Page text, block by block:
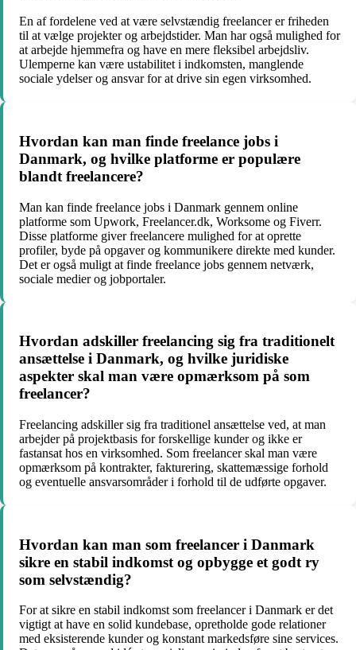
En af fordelene ved at være selvstændig freelancer er friheden
til at vælge projekter og arbejdstider. Man har også mulighed for
at arbejde hjemmefra og have en mere fleksibel arbejdsliv.
Ulemperne kan være ustabilitet i indkomsten, manglende
sociale ydelser og ansvar for at drive sin egen virksomhed.
Hvordan kan man finde freelance jobs i
Danmark, og hvilke platforme er populære
blandt freelancere?
Man kan finde freelance jobs i Danmark gennem online
platforme som Upwork, Freelancer.dk, Worksome og Fiverr.
Disse platforme giver freelancere mulighed for at oprette
profiler, byde på opgaver og kommunikere direkte med kunder.
Det er også muligt at finde freelance jobs gennem netværk,
sociale medier og jobportaler.
Hvordan adskiller freelancing sig fra traditionelt
ansættelse i Danmark, og hvilke juridiske
aspekter skal man være opmærksom på som
freelancer?
Freelancing adskiller sig fra traditionel ansættelse ved, at man
arbejder på projektbasis for forskellige kunder og ikke er
fastansat hos en virksomhed. Som freelancer skal man være
opmærksom på kontrakter, fakturering, skattemæssige forhold
og eventuelle ansvarsområder i forhold til de udførte opgaver.
Hvordan kan man som freelancer i Danmark
sikre en stabil indkomst og opbygge et godt ry
som selvstændig?
For at sikre en stabil indkomst som freelancer i Danmark er det
vigtigt at have en solid kundebase, opretholde gode relationer
med eksisterende kunder og konstant markedsføre sine services.